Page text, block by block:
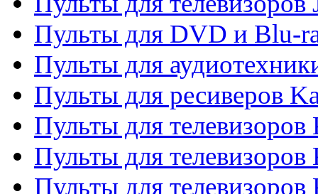
Пульты для DVD и Blu-
Пульты для
Пульты для ресиверов
Пульты для телевизоров
Пульты для телевизоров
Пульты для телевизоров